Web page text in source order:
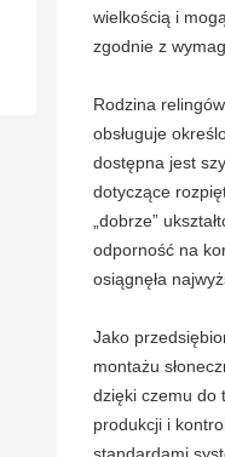
wielkością i
zgodnie z
Rodzina
obsługuje
dostępna jest
dotyczące
„dobrze”
odporność na
osiągnęła
Jako
montażu
dzięki czemu do
produkcji i
standardami